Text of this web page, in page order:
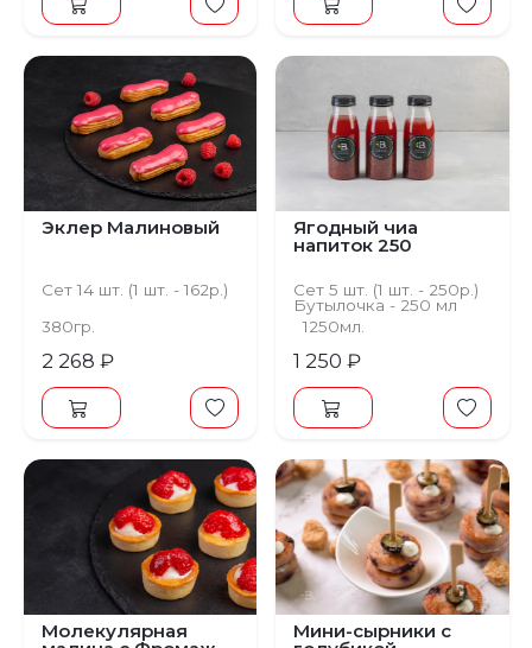
Эклер Малиновый
Сет 14 шт. (1 шт. - 162р.)
380гр.
2 268 ₽
Ягодный чиа
напиток 250
Сет 5 шт. (1 шт. - 250р.)
Бутылочка - 250 мл
1250мл.
1 250 ₽
Молекулярная Мини-сырники с